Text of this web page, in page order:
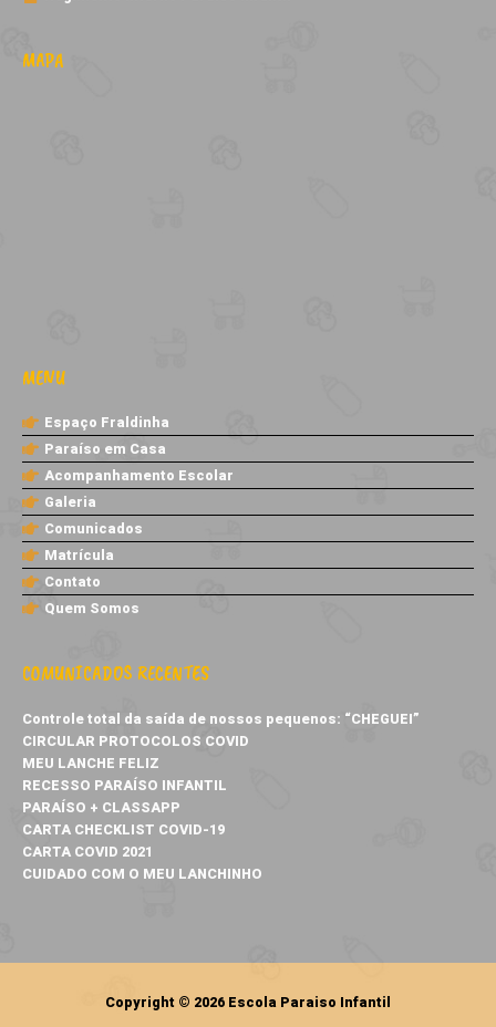
MAPA
MENU
Espaço Fraldinha
Paraíso em Casa
Acompanhamento Escolar
Galeria
Comunicados
Matrícula
Contato
Quem Somos
COMUNICADOS RECENTES
Controle total da saída de nossos pequenos: “CHEGUEI”
CIRCULAR PROTOCOLOS COVID
MEU LANCHE FELIZ
RECESSO PARAÍSO INFANTIL
PARAÍSO + CLASSAPP
CARTA CHECKLIST COVID-19
CARTA COVID 2021
CUIDADO COM O MEU LANCHINHO
Copyright © 2026 Escola Paraiso Infantil